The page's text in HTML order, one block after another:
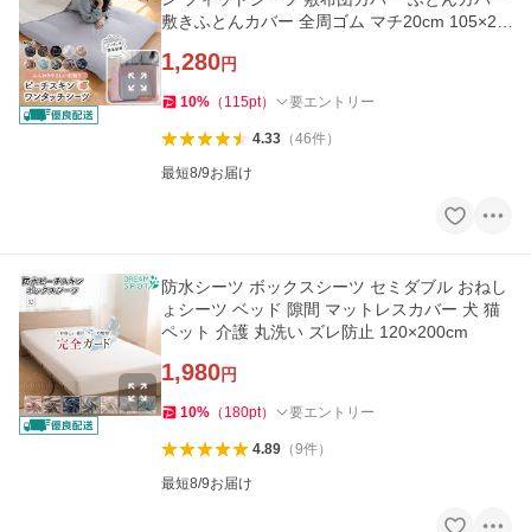
敷きふとんカバー 全周ゴム マチ20cm 105×21
1,280円
10% （ 115pt） 要エントリー
4.33（46件）
最短8/9お届け
防水シーツ ボックスシーツ セミダブル おねし
ょシーツ ベッド 隙間 マットレスカバー 犬 猫
ペット 介護 丸洗い ズレ防止 120×200cm
1,980円
10% （ 180pt） 要エントリー
4.89（9件）
最短8/9お届け